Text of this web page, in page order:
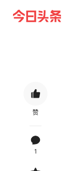
赞
1